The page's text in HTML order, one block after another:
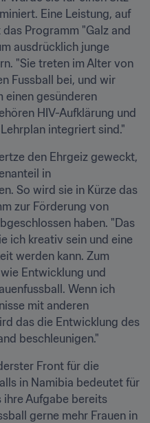
Eine Leistung, auf
Programm "Galz and
ausdrücklich junge
"Sie treten im Alter von
Fussball bei, und wir
einen gesünderen
HIV-Aufklärung und
integriert sind."
den Ehrgeiz geweckt,
in
So wird sie in Kürze das
zur Förderung von
haben. "Das
ich kreativ sein und eine
werden kann. Zum
Entwicklung und
Wenn ich
mit anderen
das die Entwicklung des
beschleunigen."
Front für die
in Namibia bedeutet für
ihre Aufgabe bereits
gerne mehr Frauen in